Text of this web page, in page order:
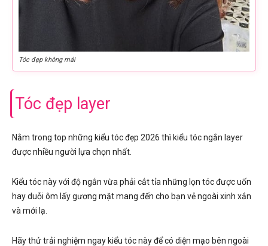
Tóc đẹp không mái
Tóc đẹp layer
Nằm trong top những kiểu tóc đẹp 2026 thì kiểu tóc ngắn layer
được nhiều người lựa chọn nhất.
Kiểu tóc này với độ ngắn vừa phải cắt tỉa những lọn tóc được uốn
hay duỗi ôm lấy gương mặt mang đến cho bạn vẻ ngoài xinh xắn
và mới lạ.
Hãy thử trải nghiệm ngay kiểu tóc này để có diện mạo bên ngoài